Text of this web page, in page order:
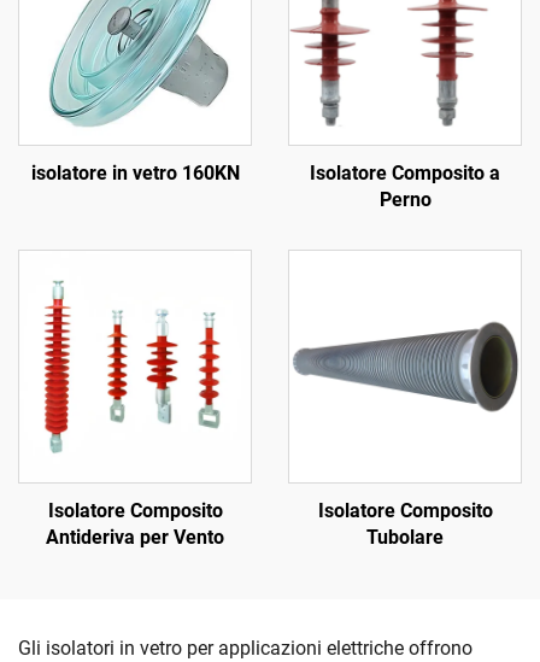
isolatore in vetro 160KN
Isolatore Composito a
Perno
Isolatore Composito
Antideriva per Vento
Isolatore Composito
Tubolare
Gli isolatori in vetro per applicazioni elettriche offrono